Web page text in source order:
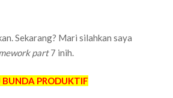
Sekarang? Mari silahkan saya
part7 inih.
PRODUKTIF